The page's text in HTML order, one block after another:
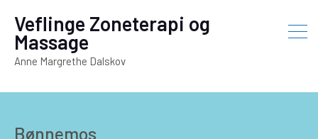
Veflinge Zoneterapi og
Massage
Anne Margrethe Dalskov
Bønnemos